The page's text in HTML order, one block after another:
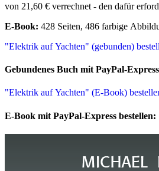
von 21,60 € verrechnet - den dafür
E-Book: 428 Seiten, 486 farbige
"Elektrik auf Yachten" (gebunden)
Gebundenes Buch mit PayPal-
"Elektrik auf Yachten" (E-Book)
E-Book mit PayPal-Express bestellen: